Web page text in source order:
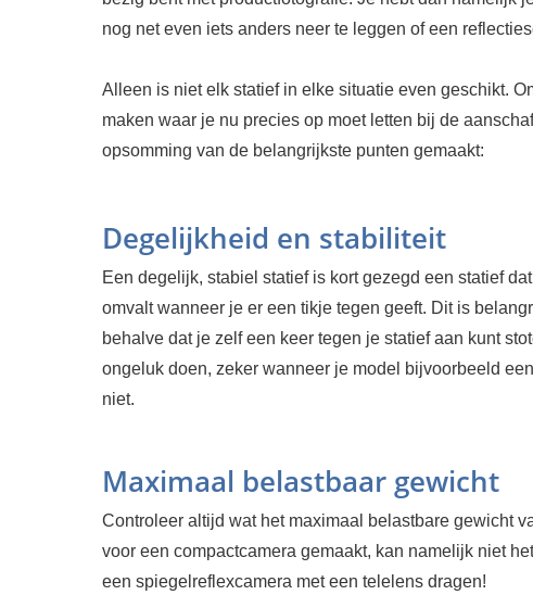
nog net even iets anders neer te leggen of een
Alleen is niet elk statief in elke situatie even geschikt.
maken waar je nu precies op moet letten bij de
opsomming van de belangrijkste punten gemaakt:
Degelijkheid en stabiliteit
Een degelijk, stabiel statief is kort gezegd een statief
omvalt wanneer je er een tikje tegen geeft. Dit is
behalve dat je zelf een keer tegen je statief aan kunt
ongeluk doen, zeker wanneer je model bijvoorbeeld
niet.
Maximaal belastbaar gewicht
Controleer altijd wat het maximaal belastbare gewicht
voor een compactcamera gemaakt, kan namelijk niet
een spiegelreflexcamera met een telelens dragen!